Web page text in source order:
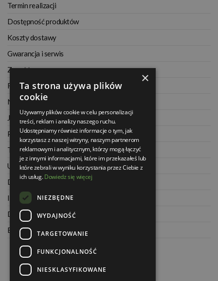
Termin realizacji
Dostępność produktów
Koszty dostawy
Gwarancja i serwis
Zwrot towaru
Regulamin
Najczęściej zadawane pytania
Jak kupować na raty
Polityka prywatności
Twoje zamówienia
Ustawienia konta
Dane kontaktowe
Informacje o firmie
Dla architektów
Blog
×
Ta strona używa plików
cookie
Używamy plików cookie w celu personalizacji
treści, reklam i analizy naszego ruchu.
Udostępniamy również informacje o tym, jak
korzystasz z naszej witryny, naszym partnerom
reklamowym i analitycznym, którzy mogą łączyć
je z innymi informacjami, które im przekazałeś lub
które zebrali w wyniku korzystania przez Ciebie z
ich usług.Dowiedz się więcej
NIEZBĘDNE
WYDAJNOŚĆ
TARGETOWANIE
FUNKCJONALNOŚĆ
NIESKLASYFIKOWANE